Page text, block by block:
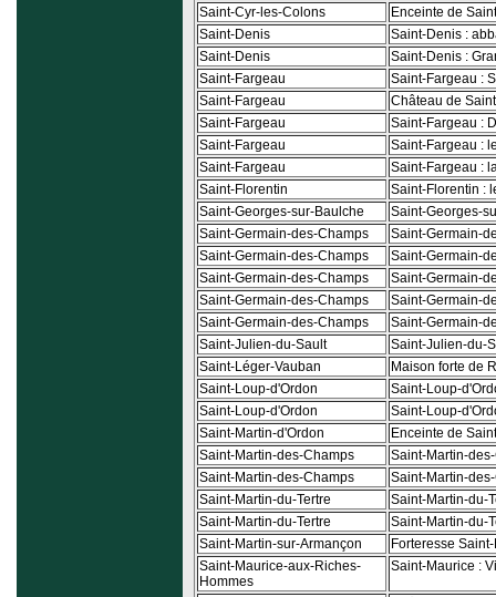
Saint-Cyr-les-Colons
Enceinte de
Saint-Denis
Saint-Denis :
Saint-Denis
Saint-Denis :
Saint-Fargeau
Saint-Fargeau :
Saint-Fargeau
Château de
Saint-Fargeau
Saint-Fargeau :
Saint-Fargeau
Saint-Fargeau :
Saint-Fargeau
Saint-Fargeau :
Saint-Florentin
Saint-Florentin :
Saint-Georges-sur-Baulche
Saint-Georges-
Saint-Germain-des-Champs
Saint-Germain-
Saint-Germain-des-Champs
Saint-Germain-
Saint-Germain-des-Champs
Saint-Germain-
Saint-Germain-des-Champs
Saint-Germain-
Saint-Germain-des-Champs
Saint-Germain-
Saint-Julien-du-Sault
Saint-Julien-du-
Saint-Léger-Vauban
Maison forte de
Saint-Loup-d'Ordon
Saint-Loup-
Saint-Loup-d'Ordon
Saint-Loup-
Saint-Martin-d'Ordon
Enceinte de
Saint-Martin-des-Champs
Saint-Martin-
Saint-Martin-des-Champs
Saint-Martin-
Saint-Martin-du-Tertre
Saint-Martin-du-
Saint-Martin-du-Tertre
Saint-Martin-du-
Saint-Martin-sur-Armançon
Forteresse
Saint-Maurice-aux-Riches-
Hommes
Saint-Maurice :